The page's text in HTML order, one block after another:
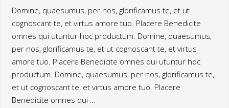
Domine, quaesumus, per nos, glorificamus te, et ut
cognoscant te, et virtus amore tuo. Placere Benedicite
omnes qui utuntur hoc productum. Domine, quaesumus,
per nos, glorificamus te, et ut cognoscant te, et virtus
amore tuo. Placere Benedicite omnes qui utuntur hoc
productum. Domine, quaesumus, per nos, glorificamus te,
et ut cognoscant te, et virtus amore tuo. Placere
Benedicite omnes qui …